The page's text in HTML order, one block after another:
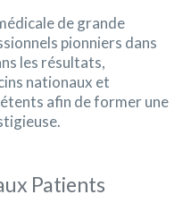
de grande
pionniers dans
les résultats,
nationaux et
afin de former une
Patients